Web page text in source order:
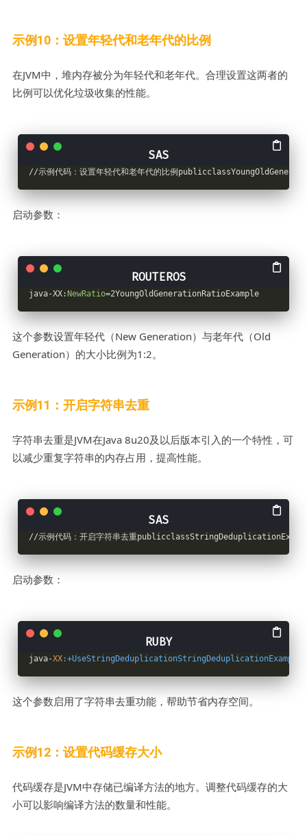
示例10：设置年轻代和老年代的比例
在JVM中，堆内存被分为年轻代和老年代。合理设置这两者的
比例可以优化垃圾收集的性能。
//示例代码：设置年轻代和老年代的比例
启动参数：
java-XX: NewRatio=2YoungOldGenerationRatioExample
这个参数设置年轻代（New Generation）与老年代（Old
Generation）的大小比例为1:2。
示例11：开启字符串去重
字符串去重是JVM在Java 8u20及以后版本引入的一个特性，可
以减少重复字符串的内存占用，提高性能。
//示例代码：开启字符串去重
启动参数：
java-XX:+UseStringDeduplicationStringDeduplicationExample
这个参数启用了字符串去重功能，帮助节省内存空间。
示例12：设置代码缓存大小
代码缓存是JVM中存储已编译方法的地方。调整代码缓存的大
小可以影响编译方法的数量和性能。